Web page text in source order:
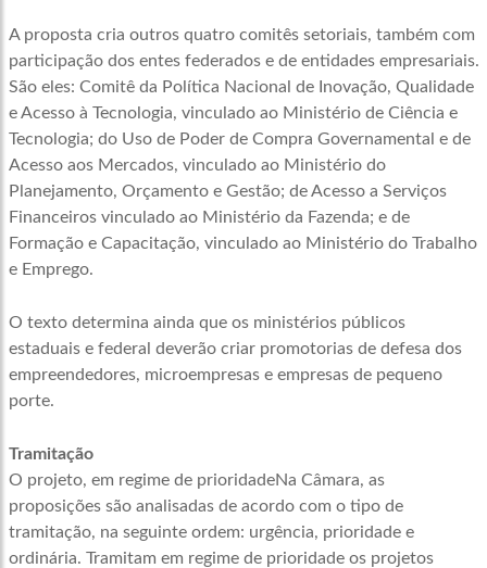
A proposta cria outros quatro comitês setoriais, também com
participação dos entes federados e de entidades empresariais.
São eles: Comitê da Política Nacional de Inovação, Qualidade
e Acesso à Tecnologia, vinculado ao Ministério de Ciência e
Tecnologia; do Uso de Poder de Compra Governamental e de
Acesso aos Mercados, vinculado ao Ministério do
Planejamento, Orçamento e Gestão; de Acesso a Serviços
Financeiros vinculado ao Ministério da Fazenda; e de
Formação e Capacitação, vinculado ao Ministério do Trabalho
e Emprego.
O texto determina ainda que os ministérios públicos
estaduais e federal deverão criar promotorias de defesa dos
empreendedores, microempresas e empresas de pequeno
porte.
Tramitação
O projeto, em regime de prioridadeNa Câmara, as
proposições são analisadas de acordo com o tipo de
tramitação, na seguinte ordem: urgência, prioridade e
ordinária. Tramitam em regime de prioridade os projetos